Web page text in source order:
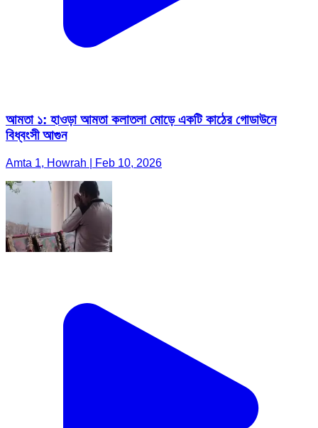
আমতা ১: হাওড়া আমতা কলাতলা মোড়ে একটি কাঠের গোডাউনে
বিধ্বংসী আগুন
Amta 1, Howrah | Feb 10, 2026